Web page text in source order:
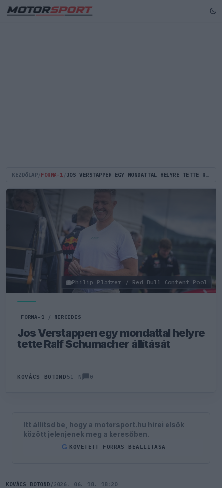
KEZDŐLAP FORMA-1 JOS VERSTAPPEN EGY MONDATTAL HELYRE TETTE RALF SCHUMACHER ÁLLÍTÁSÁT
Philip Platzer / Red Bull Content Pool
FORMA-1 / MERCEDES
Jos Verstappen egy mondattal helyre
tette Ralf Schumacher állítását
KOVÁCS BOTOND 51 N 0
Itt állítsd be, hogy a motorsport.hu hírei elsők
között jelenjenek meg a keresőben.
G KÖVETETT FORRÁS BEÁLLÍTÁSA
KOVÁCS BOTOND / 2026. 06. 18. 18:20